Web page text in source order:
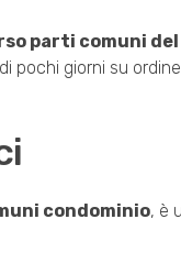
parti comuni del
pochi giorni su
condominio, è